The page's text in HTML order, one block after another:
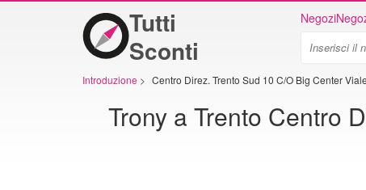
Tutti
Sconti
Negozi
Introduzione > Centro Direz. Trento Sud 10 C/O Big Center
Trony a Trento Centro